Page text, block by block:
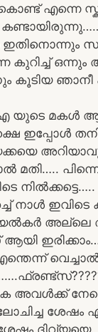
എന്നെ
ഇതിനൊന്നും
കുറിച്ച് ഒന്നും
കൂടിയ
യുടെ മകൾ
ഇപ്പോൾ
മതി…..
നാൾ
അല്ലെ
നേരെ
ശേഷം
ദിവ്യയെ